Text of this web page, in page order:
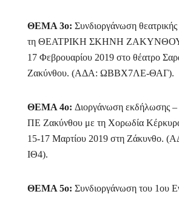
ΘΕΜΑ 3ο: Συνδιοργάνωση
τη ΘΕΑΤΡΙΚΗ ΣΚΗΝΗ ΖΑΚΥΝΘΟΥ
17 Φεβρουαρίου 2019 στο θέατρο
Ζακύνθου. (ΑΔΑ: ΩΒΒΧ7ΛΕ-ΘΑΓ).
ΘΕΜΑ 4ο: Διοργάνωση εκδήλωσης –
ΠΕ Ζακύνθου με τη Χορωδία
15-17 Μαρτίου 2019 στη Ζάκυνθο.
ΙΘ4).
ΘΕΜΑ 5ο: Συνδιοργάνωση του 1ου